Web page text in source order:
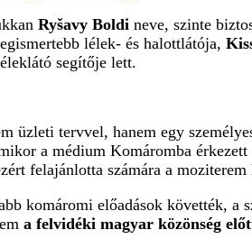
Ryšavy Boldi neve, szinte
lélek- és halottlátója,
segítője lett.
üzleti tervvel, hanem egy
a médium Komáromba
felajánlotta számára a moziterem
komáromi előadások követték,
a felvidéki magyar közönség